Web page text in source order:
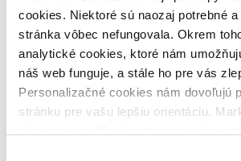
cookies. Niektoré sú naozaj potrebné
stránka vôbec nefungovala. Okrem
analytické cookies, ktoré nám
náš web funguje, a stále ho pre vás
Personalizačné cookies nám dovoľujú
stránku pre vašu lepšiu orientáciu.
Zúžiť výber
Zoradiť
Top hodnotené